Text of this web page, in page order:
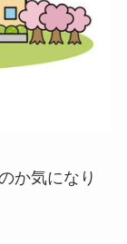
か気になり